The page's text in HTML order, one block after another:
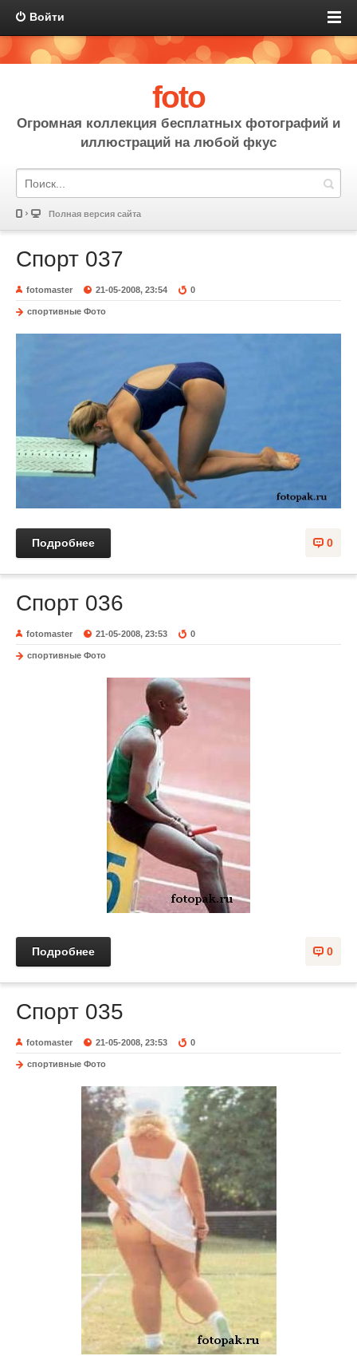
Войти
foto
Огромная коллекция бесплатных фотографий и
иллюстраций на любой фкус
Полная версия сайта
Спорт 037
fotomaster 21-05-2008, 23:54 0
спортивные Фото
0
Подробнее
Спорт 036
fotomaster 21-05-2008, 23:53 0
спортивные Фото
0
Подробнее
Спорт 035
fotomaster 21-05-2008, 23:53 0
спортивные Фото